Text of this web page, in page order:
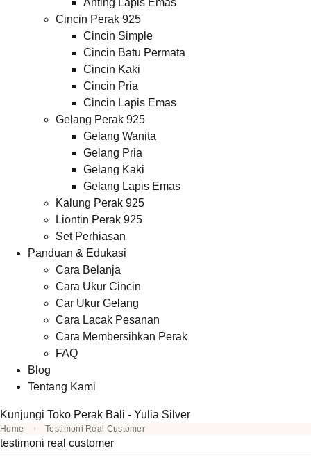
Anting Lapis Emas
Cincin Perak 925
Cincin Simple
Cincin Batu Permata
Cincin Kaki
Cincin Pria
Cincin Lapis Emas
Gelang Perak 925
Gelang Wanita
Gelang Pria
Gelang Kaki
Gelang Lapis Emas
Kalung Perak 925
Liontin Perak 925
Set Perhiasan
Panduan & Edukasi
Cara Belanja
Cara Ukur Cincin
Car Ukur Gelang
Cara Lacak Pesanan
Cara Membersihkan Perak
FAQ
Blog
Tentang Kami
Kunjungi Toko Perak Bali - Yulia Silver
Home Testimoni Real Customer
testimoni real customer